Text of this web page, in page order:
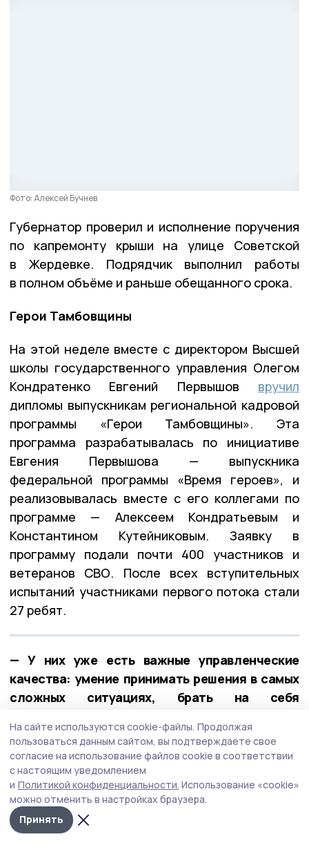
Фото: Алексей Бучнев
Губернатор проверил и исполнение поручения
по капремонту крыши на улице Советской
в Жердевке. Подрядчик выполнил работы
в полном объёме и раньше обещанного срока.
Герои Тамбовщины
На этой неделе вместе с директором Высшей
школы государственного управления Олегом
Кондратенко Евгений Первышов вручил
дипломы выпускникам региональной кадровой
программы «Герои Тамбовщины». Эта
программа разрабатывалась по инициативе
Евгения Первышова — выпускника
федеральной программы «Время героев», и
реализовывалась вместе с его коллегами по
программе — Алексеем Кондратьевым и
Константином Кутейниковым. Заявку в
программу подали почти 400 участников и
ветеранов СВО. После всех вступительных
испытаний участниками первого потока стали
27 ребят.
— У них уже есть важные управленческие
качества: умение принимать решения в самых
сложных ситуациях, брать на себя
обучение в рамках «Героев Тамбовщины» дало
новые знания, навыки и умения, — отметил
Евгений Первышов.
На сайте используются cookie-файлы. Продолжая
пользоваться данным сайтом, вы подтверждаете свое
согласие на использование файлов cookie в соответствии
с настоящим уведомлением
и Политикой конфиденциальности. Использование «cookie»
можно отменить в настройках браузера.
Принять